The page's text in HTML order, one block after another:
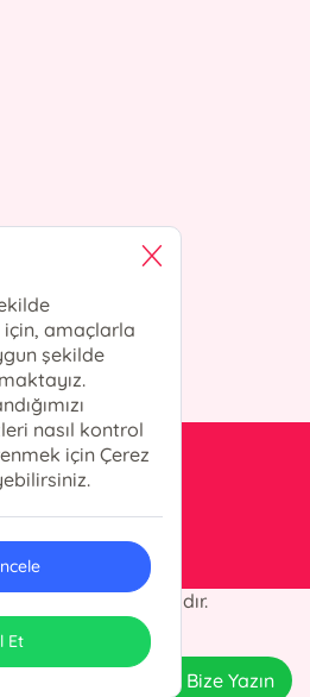
544 522 45 05
Her hakkı saklıdır.
& Uygulama
Bize Yazın
amaçlarla
şekilde
nasıl kontrol
için Çerez
Et